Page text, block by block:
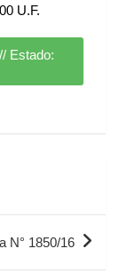
U.F.
Estado:
N° 1850/16